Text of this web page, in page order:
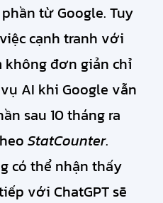
từ Google. Tuy
cạnh tranh với
không đơn giản chỉ
AI khi Google vẫn
sau 10 tháng ra
StatCounter.
có thể nhận thấy
với ChatGPT sẽ